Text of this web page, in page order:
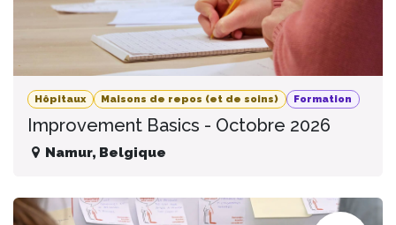
Hôpitaux Maisons de repos (et de soins) Formation
Improvement Basics - Octobre 2026
Namur, Belgique